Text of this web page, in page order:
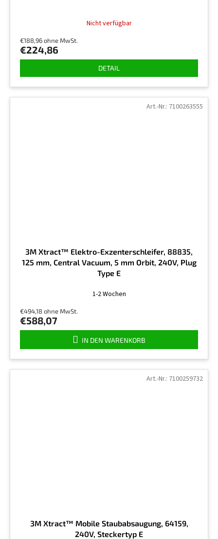
Nicht verfügbar
€188,96 ohne MwSt.
€224,86
DETAIL
3M Xtract™ Elektro-Exzenterschleifer, 88835,
125 mm, Central Vacuum, 5 mm Orbit, 240V, Plug
Type E
1-2 Wochen
€494,18 ohne MwSt.
€588,07
IN DEN WARENKORB
Art.-Nr.: 7100263555
3M Xtract™ Mobile Staubabsaugung, 64159,
240V, Steckertyp E
Art.-Nr.: 7100259732